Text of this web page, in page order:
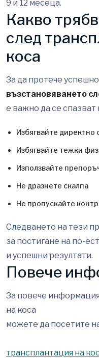
9 и 12 месеца.
Какво
след
коса
За да протече успешно
възстановяването
е важно да се
Избягвайте
Избягвайте тежки
Използвайте
Не дразнете скалпа
Не пропускайте
Следването на тези
за постигане на по-
и успешни резултати.
Повече
За повече
на коса
можете да посетите
трансплантация на